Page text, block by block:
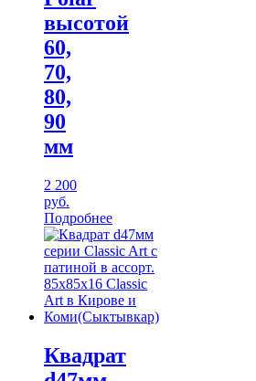
высотой
60,
70,
80,
90
мм
2 200
руб.
Подробнее
Квадрат